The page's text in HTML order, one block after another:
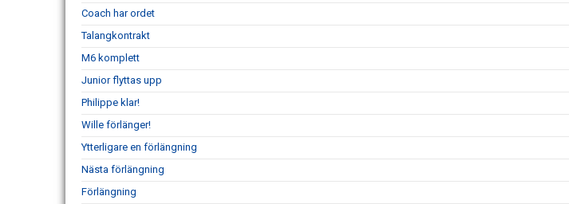
Coach har ordet
Talangkontrakt
M6 komplett
Junior flyttas upp
Philippe klar!
Wille förlänger!
Ytterligare en förlängning
Nästa förlängning
Förlängning